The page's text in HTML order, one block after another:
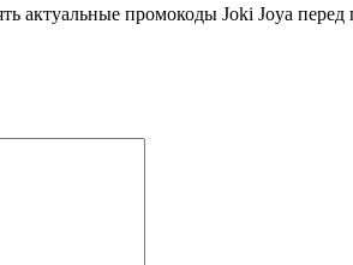
актуальные промокоды Joki Joya